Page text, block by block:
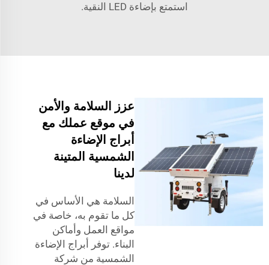
استمتع بإضاءة LED النقية.
عزز السلامة والأمن
في موقع عملك مع
أبراج الإضاءة
الشمسية المتينة
لدينا
السلامة هي الأساس في
كل ما تقوم به، خاصة في
مواقع العمل وأماكن
البناء. توفر أبراج الإضاءة
الشمسية من شركة